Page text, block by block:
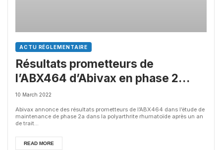
ACTU RÉGLEMENTAIRE
Résultats prometteurs de
l’ABX464 d’Abivax en phase 2
dans la polyarthrite rhumatoïde
après un an de traitement
10 March 2022
Abivax annonce des résultats prometteurs de l’ABX464 dans l’étude de
maintenance de phase 2a dans la polyarthrite rhumatoïde après un an
de trait...
READ MORE